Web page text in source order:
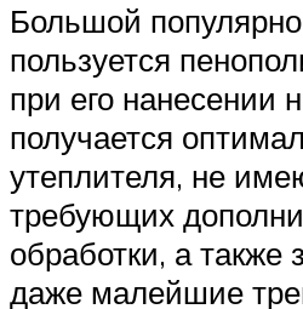
Большой
пользуется
при его нанесении
получается
утеплителя, не
требующих
обработки, а также
даже малейшие